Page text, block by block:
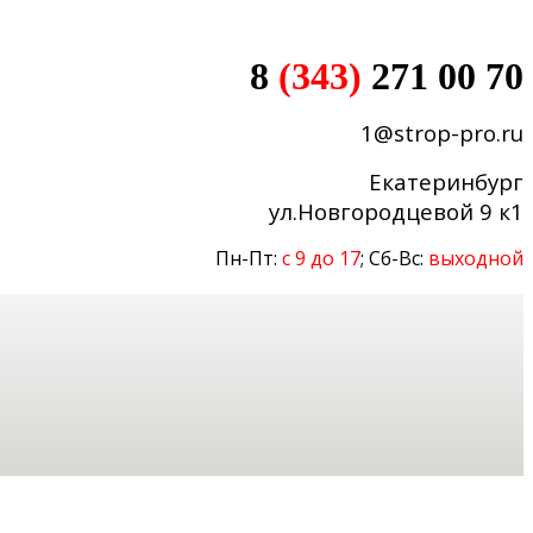
8 (343) 271 00 70
1@strop-pro.ru
Екатеринбург
ул.Новгородцевой 9 к1
Пн-Пт: с 9 до 17; Сб-Вс: выходной